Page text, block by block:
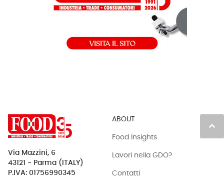
keyboard_arrow_up
Via Mazzini, 6
43121 - Parma (ITALY)
P.IVA: 01756990345
ABOUT
Food Insights
Lavori nella GDO?
Contatti